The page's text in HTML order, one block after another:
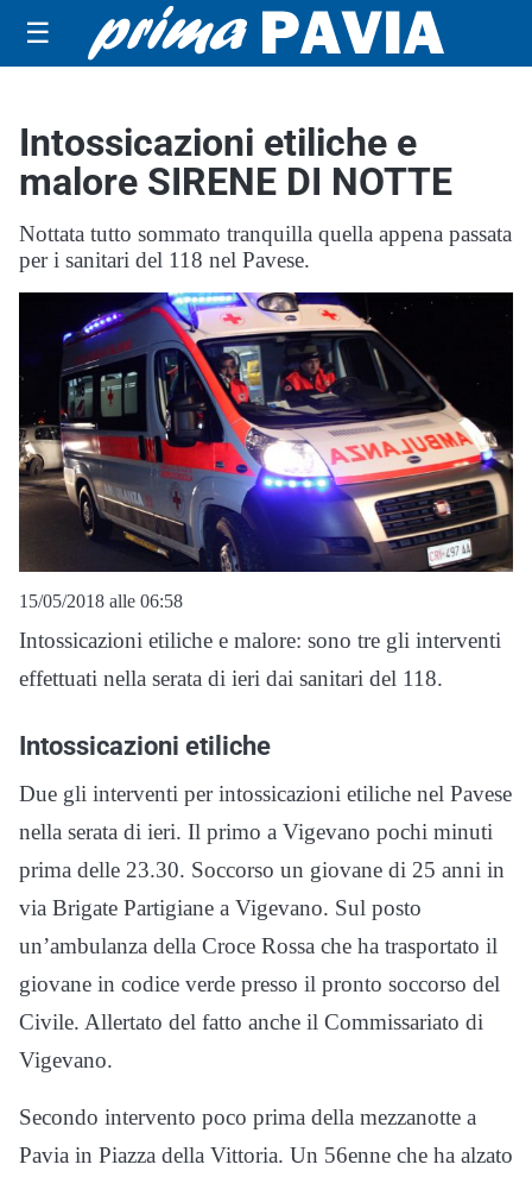
☰
Intossicazioni etiliche e
malore SIRENE DI NOTTE
Nottata tutto sommato tranquilla quella appena passata
per i sanitari del 118 nel Pavese.
15/05/2018 alle 06:58
Intossicazioni etiliche e malore: sono tre gli interventi
effettuati nella serata di ieri dai sanitari del 118.
Intossicazioni etiliche
Due gli interventi per intossicazioni etiliche nel Pavese
nella serata di ieri. Il primo a Vigevano pochi minuti
prima delle 23.30. Soccorso un giovane di 25 anni in
via Brigate Partigiane a Vigevano. Sul posto
un’ambulanza della Croce Rossa che ha trasportato il
giovane in codice verde presso il pronto soccorso del
Civile. Allertato del fatto anche il Commissariato di
Vigevano.
Secondo intervento poco prima della mezzanotte a
Pavia in Piazza della Vittoria. Un 56enne che ha alzato